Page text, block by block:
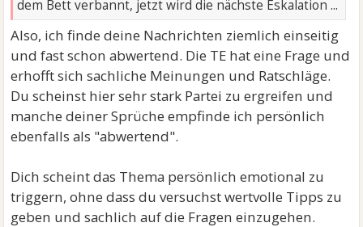
dem Bett verbannt, jetzt wird die nächste Eskalation ...
Also, ich finde deine Nachrichten ziemlich einseitig
und fast schon abwertend. Die TE hat eine Frage und
erhofft sich sachliche Meinungen und Ratschläge.
Du scheinst hier sehr stark Partei zu ergreifen und
manche deiner Sprüche empfinde ich persönlich
ebenfalls als "abwertend".
Dich scheint das Thema persönlich emotional zu
triggern, ohne dass du versuchst wertvolle Tipps zu
geben und sachlich auf die Fragen einzugehen.